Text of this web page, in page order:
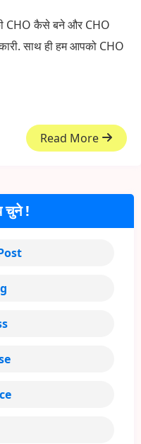
CHO कैसे बने और CHO
साथ ही हम आपको CHO
Read More
चुने !